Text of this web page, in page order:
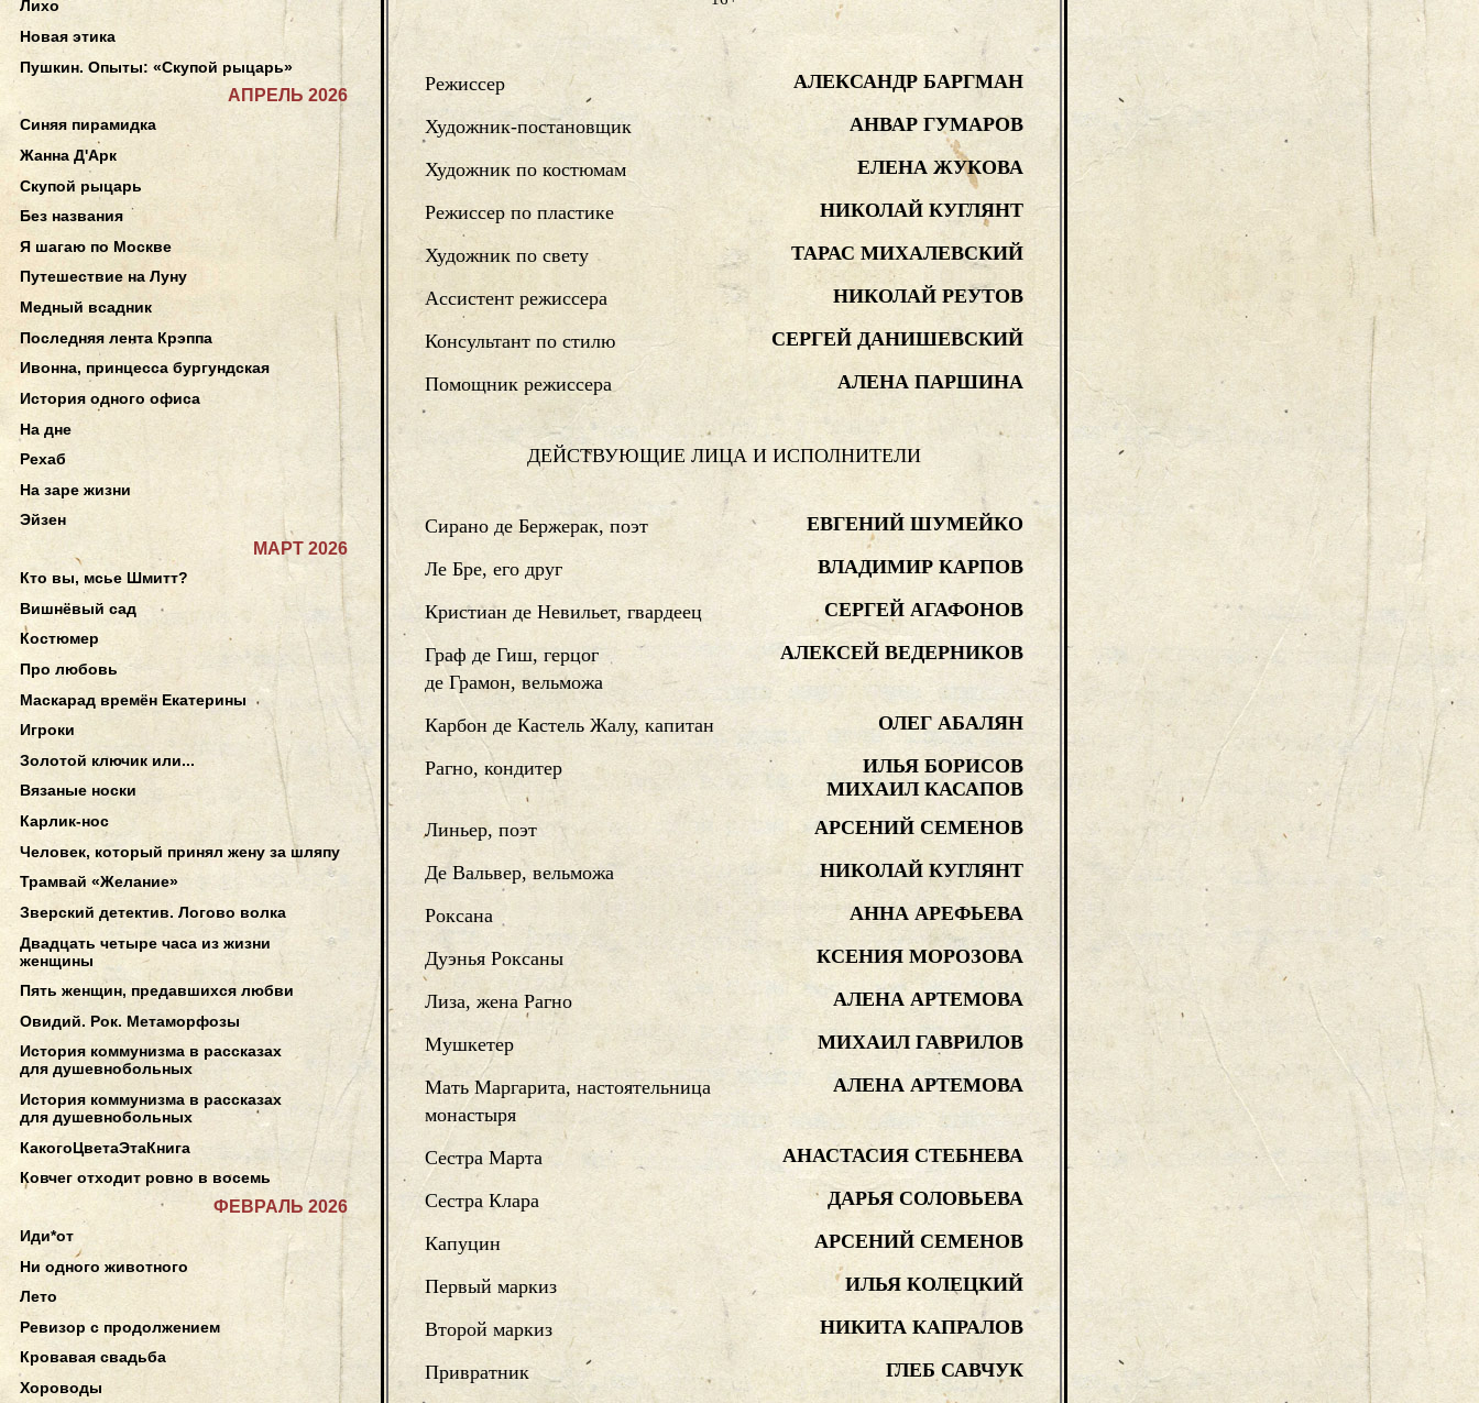
Режиссер АЛЕКСАНДР БАРГМАН
Художник-постановщик АНВАР ГУМАРОВ
Художник по костюмам ЕЛЕНА ЖУКОВА
Режиссер по пластике НИКОЛАЙ КУГЛЯНТ
Художник по свету ТАРАС МИХАЛЕВСКИЙ
Ассистент режиссера НИКОЛАЙ РЕУТОВ
Консультант по стилю СЕРГЕЙ ДАНИШЕВСКИЙ
Помощник режиссера АЛЕНА ПАРШИНА
ДЕЙСТВУЮЩИЕ ЛИЦА И ИСПОЛНИТЕЛИ
Сирано де Бержерак, поэт ЕВГЕНИЙ ШУМЕЙКО
Ле Бре, его друг ВЛАДИМИР КАРПОВ
Кристиан де Невильет, гвардеец СЕРГЕЙ АГАФОНОВ
Граф де Гиш, герцог
де Грамон, вельможа
АЛЕКСЕЙ ВЕДЕРНИКОВ
Карбон де Кастель Жалу, капитан ОЛЕГ АБАЛЯН
Рагно, кондитер
ИЛЬЯ БОРИСОВ
МИХАИЛ КАСАПОВ
Линьер, поэт
АРСЕНИЙ СЕМЕНОВ
Де Вальвер, вельможа НИКОЛАЙ КУГЛЯНТ
Роксана АННА АРЕФЬЕВА
Дуэнья Роксаны КСЕНИЯ МОРОЗОВА
Лиза, жена Рагно АЛЕНА АРТЕМОВА
Мушкетер МИХАИЛ ГАВРИЛОВ
Мать Маргарита, настоятельница
монастыря
АЛЕНА АРТЕМОВА
Сестра Марта АНАСТАСИЯ СТЕБНЕВА
Сестра Клара ДАРЬЯ СОЛОВЬЕВА
Капуцин АРСЕНИЙ СЕМЕНОВ
Первый маркиз ИЛЬЯ КОЛЕЦКИЙ
Второй маркиз НИКИТА КАПРАЛОВ
Привратник ГЛЕБ САВЧУК
Лихо
Новая этика
Пушкин. Опыты: «Скупой рыцарь»
АПРЕЛЬ 2026
Синяя пирамидка
Жанна Д'Арк
Скупой рыцарь
Без названия
Я шагаю по Москве
Путешествие на Луну
Медный всадник
Последняя лента Крэппа
Ивонна, принцесса бургундская
История одного офиса
На дне
Рехаб
На заре жизни
Эйзен
МАРТ 2026
Кто вы, мсье Шмитт?
Вишнёвый сад
Костюмер
Про любовь
Маскарад времён Екатерины
Игроки
Золотой ключик или...
Вязаные носки
Карлик-нос
Человек, который принял жену за шляпу
Трамвай «Желание»
Зверский детектив. Логово волка
Двадцать четыре часа из жизни
женщины
Пять женщин, предавшихся любви
Овидий. Рок. Метаморфозы
История коммунизма в рассказах
для душевнобольных
История коммунизма в рассказах
для душевнобольных
КакогоЦветаЭтаКнига
Ковчег отходит ровно в восемь
ФЕВРАЛЬ 2026
Иди*от
Ни одного животного
Лето
Ревизор с продолжением
Кровавая свадьба
Хороводы